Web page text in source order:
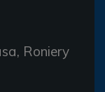
Roniery